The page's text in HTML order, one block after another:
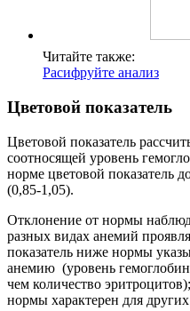
Читайте также:
Расифруйте анализ
Цветовой показатель
Цветовой показатель
соотносящей уровень
норме цветовой показатель
(0,85-1,05).
Отклонение от нормы
разных видах анемий
показатель ниже нормы
анемию (уровень
чем количество
нормы характерен для